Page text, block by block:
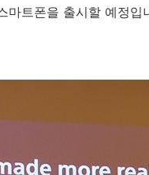
마트폰을 출시할 예정입